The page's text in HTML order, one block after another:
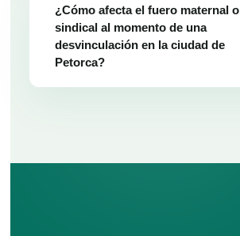
¿Cómo afecta el fuero maternal o
sindical al momento de una
desvinculación en la ciudad de
Petorca?